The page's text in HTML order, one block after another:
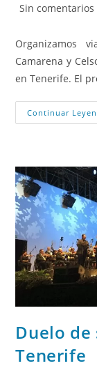
Sin comentarios
Organizamos
Camarena y
en Tenerife. El
Continuar
Duelo
Tenerife